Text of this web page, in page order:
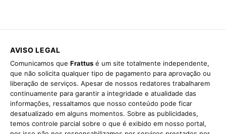
AVISO LEGAL
Comunicamos que Frattus é um site totalmente independente,
que não solicita qualquer tipo de pagamento para aprovação ou
liberação de serviços. Apesar de nossos redatores trabalharem
continuamente para garantir a integridade e atualidade das
informações, ressaltamos que nosso conteúdo pode ficar
desatualizado em alguns momentos. Sobre as publicidades,
temos controle parcial sobre o que é exibido em nosso portal,